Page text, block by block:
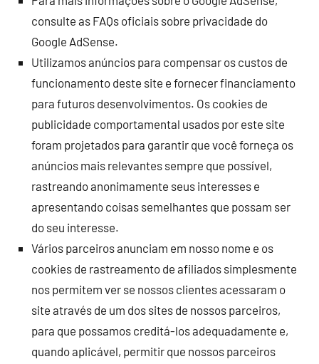
consulte as FAQs oficiais sobre privacidade do
Google AdSense.
Utilizamos anúncios para compensar os custos de
funcionamento deste site e fornecer financiamento
para futuros desenvolvimentos. Os cookies de
publicidade comportamental usados ​​por este site
foram projetados para garantir que você forneça os
anúncios mais relevantes sempre que possível,
rastreando anonimamente seus interesses e
apresentando coisas semelhantes que possam ser
do seu interesse.
Vários parceiros anunciam em nosso nome e os
cookies de rastreamento de afiliados simplesmente
nos permitem ver se nossos clientes acessaram o
site através de um dos sites de nossos parceiros,
para que possamos creditá-los adequadamente e,
quando aplicável, permitir que nossos parceiros